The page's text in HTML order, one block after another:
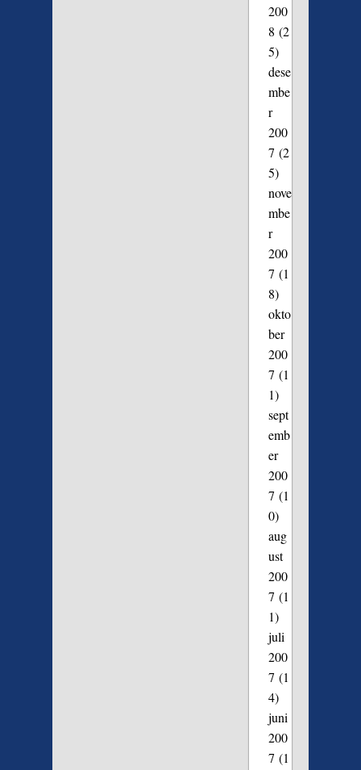
200
8 (2
5)
dese
mbe
r
200
7 (2
5)
nove
mbe
r
200
7 (1
8)
okto
ber
200
7 (1
1)
sept
emb
er
200
7 (1
0)
aug
ust
200
7 (1
1)
juli
200
7 (1
4)
juni
200
7 (1